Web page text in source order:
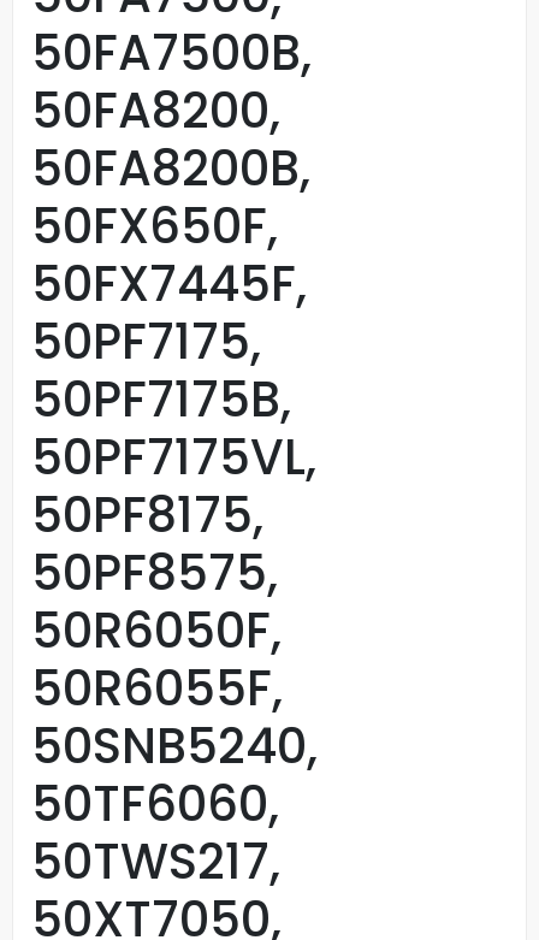
50FA7500B,
50FA8200,
50FA8200B,
50FX650F,
50FX7445F,
50PF7175,
50PF7175B,
50PF7175VL,
50PF8175,
50PF8575,
50R6050F,
50R6055F,
50SNB5240,
50TF6060,
50TWS217,
50XT7050,